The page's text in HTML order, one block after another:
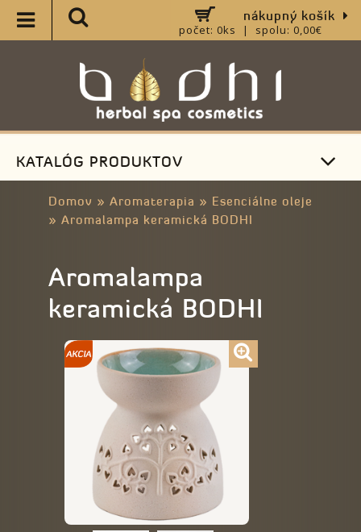
nákupný košík
počet: 0ks | spolu: 0,00€
KATALÓG PRODUKTOV
Domov » Aromaterapia » Esenciálne oleje
» Aromalampa keramická BODHI
Aromalampa
keramická BODHI